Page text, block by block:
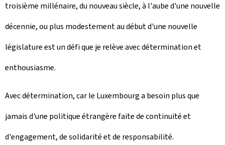
troisième millénaire, du nouveau siècle, à l'aube d'une nouvelle
décennie, ou plus modestement au début d'une nouvelle
législature est un défi que je relève avec détermination et
enthousiasme.
Avec détermination, car le Luxembourg a besoin plus que
jamais d'une politique étrangère faite de continuité et
d'engagement, de solidarité et de responsabilité.